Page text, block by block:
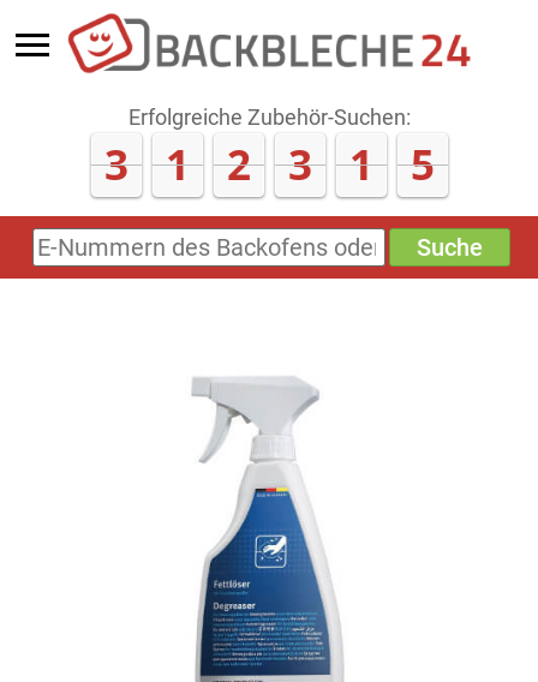
Erfolgreiche Zubehör-Suchen:
3 1 2 3 1 5
E-
Nummern
Suche